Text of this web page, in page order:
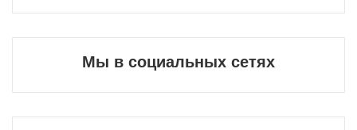
Мы в социальных сетях